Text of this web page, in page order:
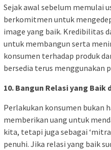
Sejak awal sebelum memulai
berkomitmen untuk
image yang baik. Kredibilitas
untuk membangun serta
konsumen terhadap produk
bersedia terus menggunakan
10. Bangun Relasi yang Baik
Perlakukan konsumen bukan
memberikan uang untuk
kita, tetapi juga sebagai
penuhi. Jika relasi yang baik